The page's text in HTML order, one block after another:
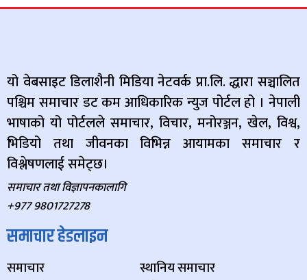
यो वेबसाइट डिलाशैनी मिडिया नेटवर्क प्रा.लि. द्धारा सञ्चालित
पश्चिम समाचार डट कम आधिकारिक न्युज पोर्टल हो । नेपाली
भाषाको यो पोर्टलले समाचार, विचार, मनोरञ्जन, खेल, विश्व,
भिडियो तथा जीवनका विभिन्न आयामका समाचार र
विश्लेषणलाई समेट्छ।
समाचार तथा विज्ञापनकालागि
+977 9801727278
समाचार हेडलाइन
समाचार
स्थानिय समाचार